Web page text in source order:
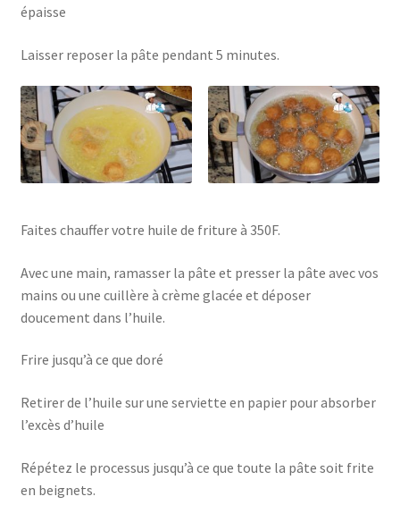
épaisse
Laisser reposer la pâte pendant 5 minutes.
Faites chauffer votre huile de friture à 350F.
Avec une main, ramasser la pâte et presser la pâte avec vos
mains ou une cuillère à crème glacée et déposer
doucement dans l’huile.
Frire jusqu’à ce que doré
Retirer de l’huile sur une serviette en papier pour absorber
l’excès d’huile
Répétez le processus jusqu’à ce que toute la pâte soit frite
en beignets.